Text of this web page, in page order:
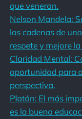
que veneran.
Nelson Mandela:
las cadenas de
respete y mejore
Claridad Mental:
oportunidad para
perspectiva.
Platón: El más
es la buena